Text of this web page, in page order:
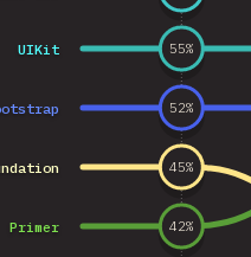
UIKit
Primer
52%
45%
55%
42%